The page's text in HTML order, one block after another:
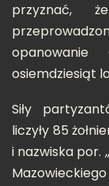
przyznać,
opanowanie
osiemdziesiąt
Siły
liczyły 85
i nazwiska por.
Mazowieckiego